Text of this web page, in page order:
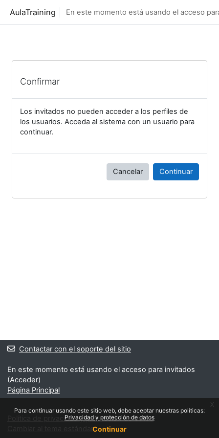
AulaTraining En este momento está usando el acceso
Confirmar
Los invitados no pueden acceder a los perfiles de
los usuarios. Acceda al sistema con un usuario para
continuar.
Cancelar Continuar
Contactar con el soporte del sitio
En este momento está usando el acceso para invitados
(Acceder)
Página Principal
Política de privacidad y protección de datos
Cambiar al tema estándar
Para continuar usando este sitio web, debe aceptar nuestras políticas:
Privacidad y protección de datos
Continuar
x